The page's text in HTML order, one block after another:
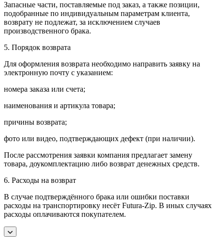
Запасные части, поставляемые под заказ, а также позиции,
подобранные по индивидуальным параметрам клиента,
возврату не подлежат, за исключением случаев
производственного брака.
5. Порядок возврата
Для оформления возврата необходимо направить заявку на
электронную почту с указанием:
номера заказа или счета;
наименования и артикула товара;
причины возврата;
фото или видео, подтверждающих дефект (при наличии).
После рассмотрения заявки компания предлагает замену
товара, доукомплектацию либо возврат денежных средств.
6. Расходы на возврат
В случае подтверждённого брака или ошибки поставки
расходы на транспортировку несёт Futura-Zip. В иных случаях
расходы оплачиваются покупателем.